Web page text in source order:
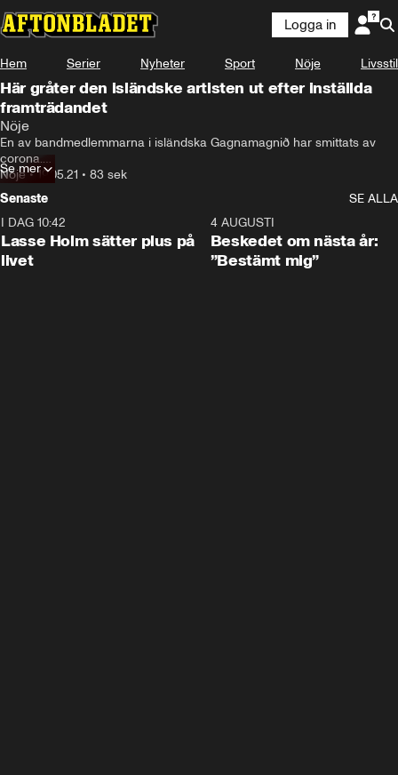
Logga in
Hem Serier Nyheter Sport Nöje Livsstil
Här gråter den isländske artisten ut efter inställda
framträdandet
Nöje
En av bandmedlemmarna i isländska Gagnamagnið har smittats av
corona.
Därför tvingas Island ställa in sitt framträdande i morgondagens
Eurovision-semi. På sociala medier har den sjuke artisten lämnat ett
meddelande till fansen.
Nöje•19.05.21 • 83 sek
Se mer
Senaste
SE ALLA
I DAG 10:42
Lasse Holm sätter plus på
livet
4 AUGUSTI
Beskedet om nästa år:
”Bestämt mig”